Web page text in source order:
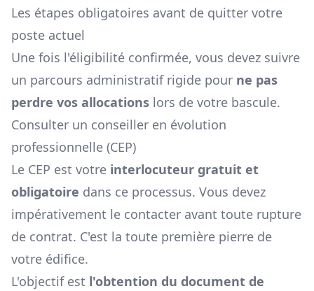
Les étapes obligatoires avant de quitter votre
poste actuel
Une fois l'éligibilité confirmée, vous devez suivre
un parcours administratif rigide pour ne pas
perdre vos allocations lors de votre bascule.
Consulter un conseiller en évolution
professionnelle (CEP)
Le CEP est votre interlocuteur gratuit et
obligatoire dans ce processus. Vous devez
impérativement le contacter avant toute rupture
de contrat. C'est la toute première pierre de
votre édifice.
L'objectif est l'obtention du document de